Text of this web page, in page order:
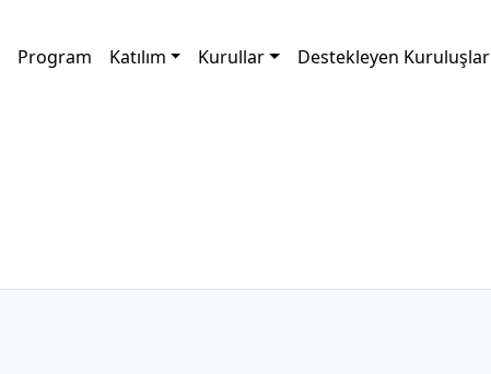
Program Katılım Kurullar Destekleyen Kuruluşlar